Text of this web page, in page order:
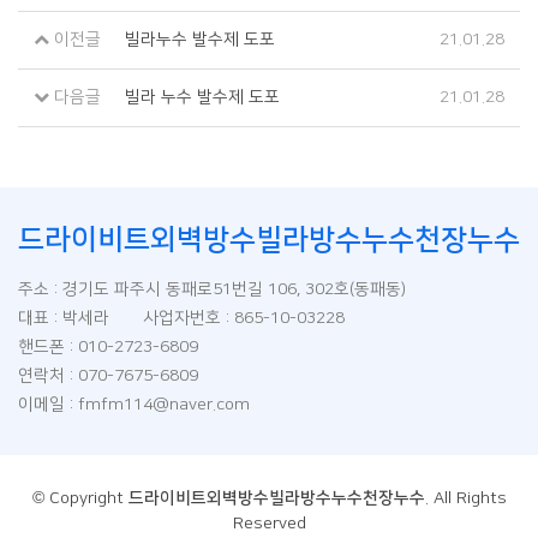
이전글 빌라누수 발수제 도포 21.01.28
다음글 빌라 누수 발수제 도포 21.01.28
드라이비트외벽방수빌라방수누수천장누수
주소 : 경기도 파주시 동패로51번길 106, 302호(동패동)
대표 : 박세라 사업자번호 : 865-10-03228
핸드폰 : 010-2723-6809
연락처 : 070-7675-6809
이메일 : fmfm114@naver.com
© Copyright 드라이비트외벽방수빌라방수누수천장누수 . All Rights
Reserved